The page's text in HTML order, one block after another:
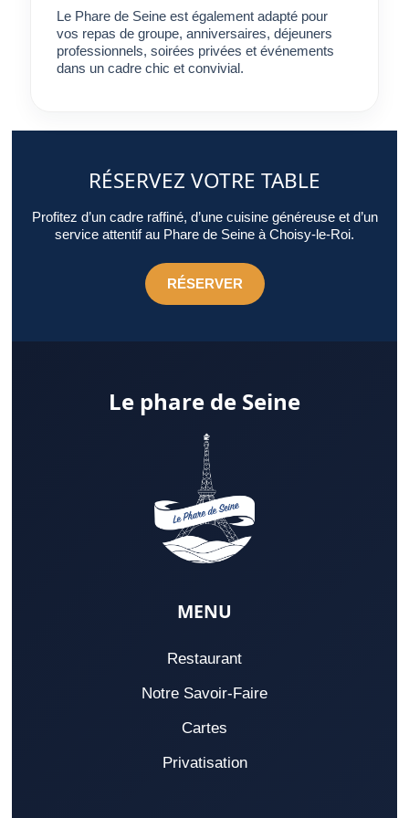
Le Phare de Seine est également adapté pour
vos repas de groupe, anniversaires, déjeuners
professionnels, soirées privées et événements
dans un cadre chic et convivial.
RÉSERVEZ VOTRE TABLE
Profitez d’un cadre raffiné, d’une cuisine généreuse et d’un
service attentif au Phare de Seine à Choisy-le-Roi.
RÉSERVER
Le phare de Seine
MENU
Restaurant
Notre Savoir-Faire
Cartes
Privatisation